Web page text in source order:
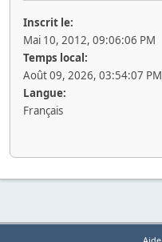
Inscrit le:
Mai 10, 2012, 09:06:06 PM
Temps local:
Août 09, 2026, 03:54:07 PM
Langue:
Français